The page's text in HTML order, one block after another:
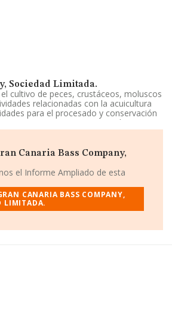
Sociedad Limitada.
cultivo de peces, crustáceos, moluscos
relacionadas con la acuicultura
para el procesado y conservación
aparece inscrita en el Registro
0321 - 'Acuicultura marina'. La
Sociedad Limitada , CIF
Galdos núm. 26, (35002), en el
en Las Palmas, Islas Canarias.
INFORMA sobre 647 compañías, la
los 738 millones de euros y se estima
(hablamos de Las Palmas), en la
Canaria Bass Company,
el Informe Ampliado de esta
CANARIA BASS COMPANY,
LIMITADA.